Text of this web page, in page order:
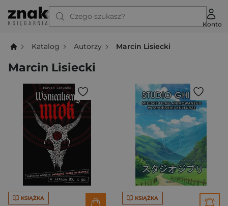
Czego szukasz?
Konto
Katalog Autorzy Marcin Lisiecki
Marcin Lisiecki
KSIĄŻKA KSIĄŻKA